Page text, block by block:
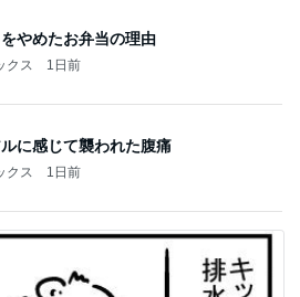
やめたお弁当の理由
クス 1日前
に感じて襲われた腹痛
クス 1日前